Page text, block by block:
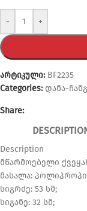
- +
არტიკული: BF2235
Categories: დანა-
Share:
Description
მწარმოებელი
მასალა:
სიგრძე: 53 სმ;
სიგანე: 32 სმ;